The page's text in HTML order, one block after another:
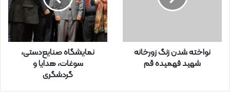
ر
نواخته شدن زنگ زورخانه
شهید فهمیده قم
نمایشگاه صنایع‌دستی،
سوغات، هدایا و
گردشگری